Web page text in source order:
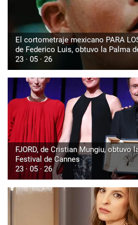
El cortometraje mexicano PARA
de Federico Luis, obtuvo la Palma
23 · 05 · 26
FJORD, de Cristian Mungiu, obtuvo
Festival de Cannes
23 · 05 · 26